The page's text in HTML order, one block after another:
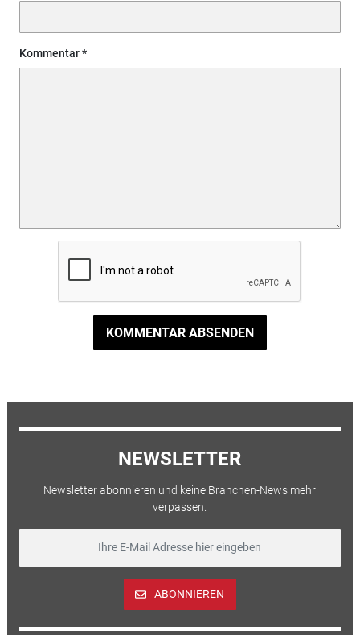
Kommentar
KOMMENTAR ABSENDEN
NEWSLETTER
Newsletter abonnieren und keine Branchen-News mehr
verpassen.
ABONNIEREN